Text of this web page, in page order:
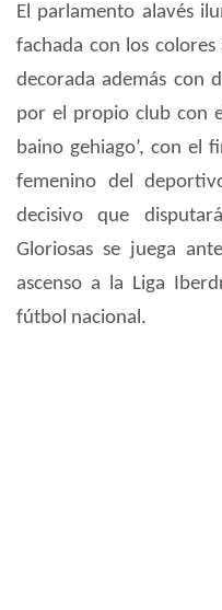
El parlamento alavés
fachada con los
decorada además con
por el propio club con
baino gehiago’, con el
femenino del
decisivo que
Gloriosas se juega
ascenso a la Liga
fútbol nacional.